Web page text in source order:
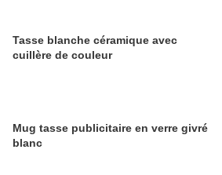
Tasse blanche céramique avec
cuillère de couleur
Mug tasse publicitaire en verre givré
blanc